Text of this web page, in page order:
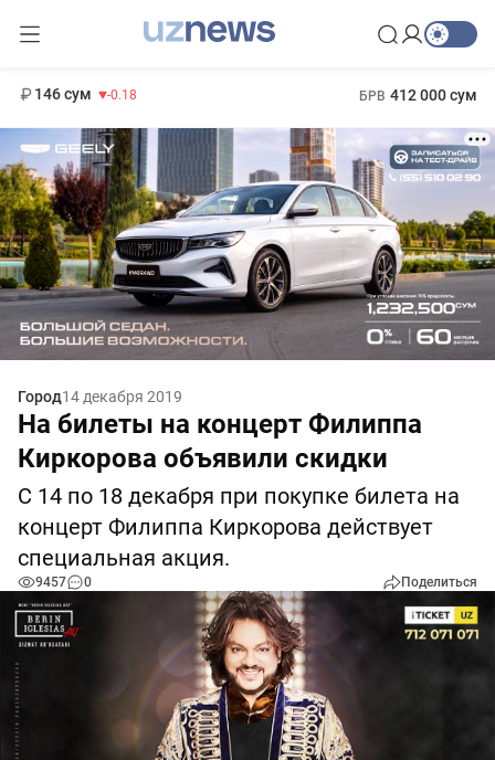
146 сум -0.18 БРВ 412 000 сум
Город14 декабря 2019
На билеты на концерт Филиппа
Киркорова объявили скидки
С 14 по 18 декабря при покупке билета на
концерт Филиппа Киркорова действует
специальная акция.
9457 0 Поделиться